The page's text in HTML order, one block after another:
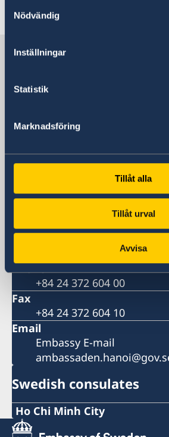
Nödvändig
Inställningar
Statistik
Marknadsföring
Tillåt alla
Tillåt urval
Avvisa
« 1 2 3
Sweden in Vietnam,
Embassy
Visiting address
Daeha Business Center,
Ba Dinh District
Postal address
Daeha Business Center,
Ba Dinh District
Phone
+84 24 372 604 00
Fax
+84 24 372 604 10
Email
Embassy E-mail
Swedish consulates
Ho Chi Minh City
Phone: